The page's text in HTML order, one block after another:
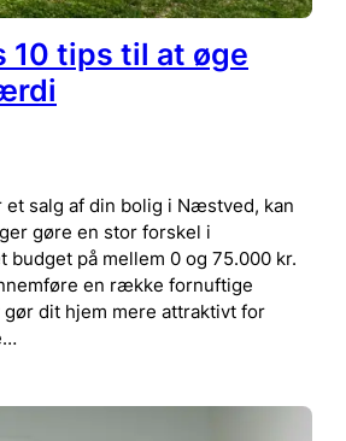
10 tips til at øge
et salg af din bolig i Næstved, kan
gøre en stor forskel i
budget på mellem 0 og 75.000 kr.
en række fornuftige
dit hjem mere attraktivt for